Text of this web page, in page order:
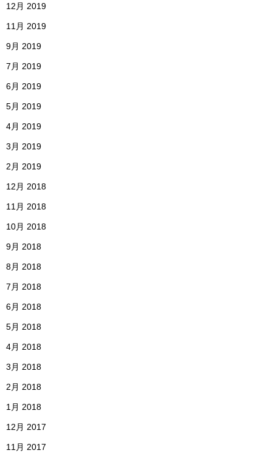
12月 2019
11月 2019
9月 2019
7月 2019
6月 2019
5月 2019
4月 2019
3月 2019
2月 2019
12月 2018
11月 2018
10月 2018
9月 2018
8月 2018
7月 2018
6月 2018
5月 2018
4月 2018
3月 2018
2月 2018
1月 2018
12月 2017
11月 2017